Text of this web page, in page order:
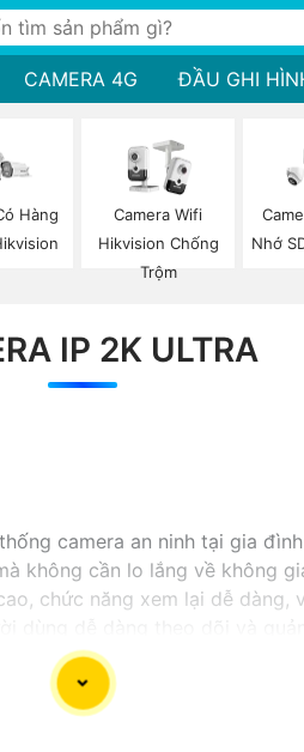
CAMERA 4G ĐẦU GHI
Hàng
Camera Wifi
Hikvision Chống
Trộm
Nhớ
IP 2K ULTRA
camera an ninh tại gia
không cần lo lắng về không
chức năng xem lại dễ
vệ tài sản và an ninh trong